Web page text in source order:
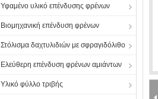
Υφαμένο υλικό επένδυσης φρένων
Βιομηχανική επένδυση φρένων
Στόλισμα δαχτυλιδιών με σφραγιδόλιθο
Ελεύθερη επένδυση φρένων αμιάντων
Υλικό φύλλο τριβής